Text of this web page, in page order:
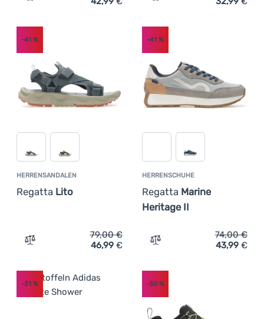
Zum Vergleich 'Herrenschuhe Adidas Runvista'
Zum Vergleich
HERRENSANDALEN
Regatta Lito
-41 %
Zum Vergleich 'Herrensandalen Regatta Lito' hinzufügen
79,00€
46,99 €
HERRENSCHUHE
Regatta Marine
Heritage II
-41 %
Zum Vergleich
74,00€
43,99 €
-31 % -30%